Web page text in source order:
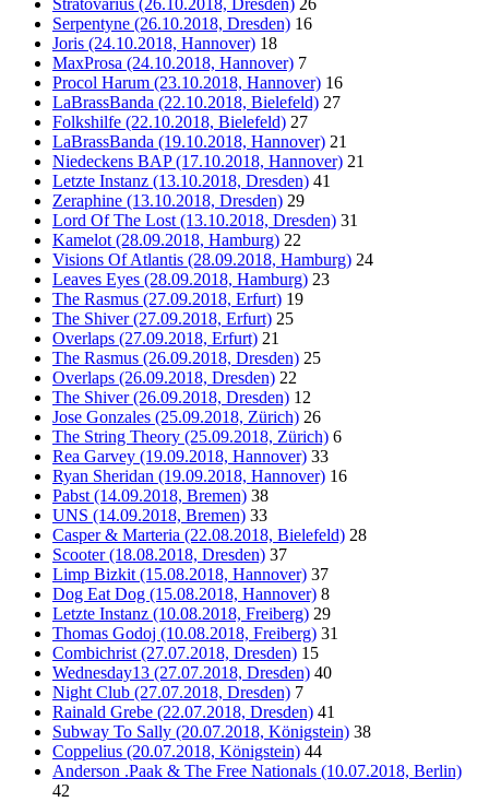
Serpentyne (26.10.2018, Dresden) 16
Joris (24.10.2018, Hannover) 18
MaxProsa (24.10.2018, Hannover) 7
Procol Harum (23.10.2018, Hannover) 16
LaBrassBanda (22.10.2018, Bielefeld) 27
Folkshilfe (22.10.2018, Bielefeld) 27
LaBrassBanda (19.10.2018, Hannover) 21
Niedeckens BAP (17.10.2018, Hannover) 21
Letzte Instanz (13.10.2018, Dresden) 41
Zeraphine (13.10.2018, Dresden) 29
Lord Of The Lost (13.10.2018, Dresden) 31
Kamelot (28.09.2018, Hamburg) 22
Visions Of Atlantis (28.09.2018, Hamburg) 24
Leaves Eyes (28.09.2018, Hamburg) 23
The Rasmus (27.09.2018, Erfurt) 19
The Shiver (27.09.2018, Erfurt) 25
Overlaps (27.09.2018, Erfurt) 21
The Rasmus (26.09.2018, Dresden) 25
Overlaps (26.09.2018, Dresden) 22
The Shiver (26.09.2018, Dresden) 12
Jose Gonzales (25.09.2018, Zürich) 26
The String Theory (25.09.2018, Zürich) 6
Rea Garvey (19.09.2018, Hannover) 33
Ryan Sheridan (19.09.2018, Hannover) 16
Pabst (14.09.2018, Bremen) 38
UNS (14.09.2018, Bremen) 33
Casper & Marteria (22.08.2018, Bielefeld) 28
Scooter (18.08.2018, Dresden) 37
Limp Bizkit (15.08.2018, Hannover) 37
Dog Eat Dog (15.08.2018, Hannover) 8
Letzte Instanz (10.08.2018, Freiberg) 29
Thomas Godoj (10.08.2018, Freiberg) 31
Combichrist (27.07.2018, Dresden) 15
Wednesday13 (27.07.2018, Dresden) 40
Night Club (27.07.2018, Dresden) 7
Rainald Grebe (22.07.2018, Dresden) 41
Subway To Sally (20.07.2018, Königstein) 38
Coppelius (20.07.2018, Königstein) 44
Anderson .Paak & The Free Nationals (10.07.2018, Berlin)
42